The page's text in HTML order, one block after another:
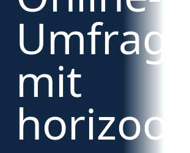
Umfragen
mit
horizoom